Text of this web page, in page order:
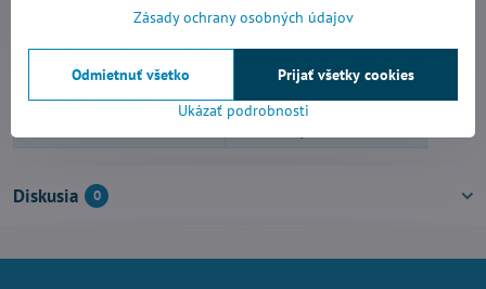
sadrokartónu. Brusná mriežka je dodávaná v niekoľko
Viac z kategórie
Diskusia 0
Zásady ochrany osobných údajov
Ukázať podrobnosti
Prijať všetky cookies
Odmietnuť všetko